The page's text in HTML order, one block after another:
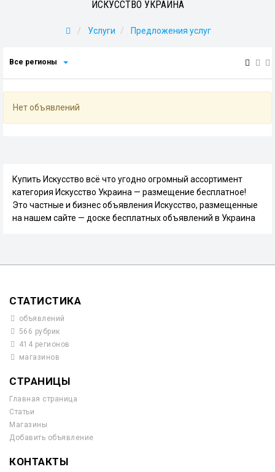
ИСКУССТВО УКРАИНА
Услуги Предложения услуг
Все регионы
Нет объявлений
Купить Искусство всё что угодно огромный ассортимент
категория Искусство Украина — размещение бесплатное!
Это частные и бизнес объявления Искусство, размещенные
на нашем сайте — доске бесплатных объявлений в Украина
СТАТИСТИКА
объявлений
566 рубрик
414 регионов
магазинов
СТРАНИЦЫ
Главная страница
Статьи
Магазины
Добавить объявление
КОНТАКТЫ